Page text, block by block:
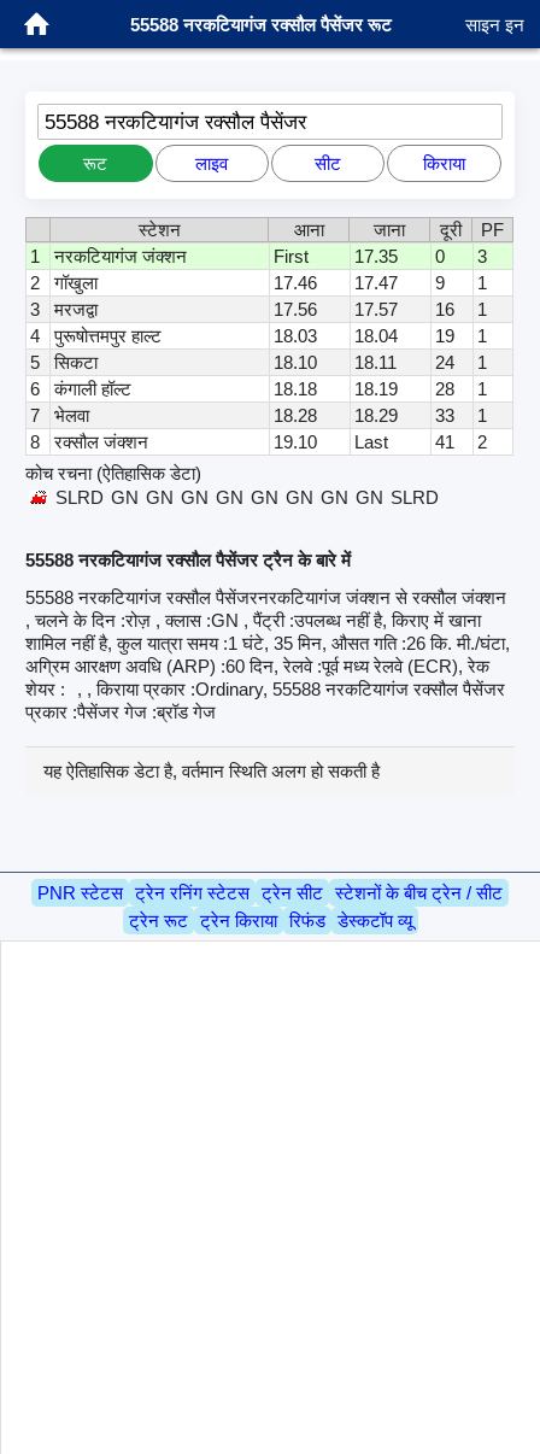
55588 नरकटियागंज रक्सौल पैसेंजर रूट साइन इन
55588 नरकटियागंज रक्सौल पैसेंजर
रूट लाइव सीट किराया
स्टेशन आना जाना दूरी
PF
1
नरकटियागंज जंक्शन First 17.35 0
3
2
गॉखुला 17.46 17.47 9
1
3
मरजद्वा 17.56 17.57 16
1
4
पुरूषोत्तमपुर हाल्ट 18.03 18.04 19
1
5
सिकटा 18.10 18.11 24
1
6
कंगाली हॉल्ट 18.18 18.19 28
1
7
भेलवा 18.28 18.29 33
1
8
रक्सौल जंक्शन 19.10 Last 41
2
कोच रचना (ऐतिहासिक डेटा)
SLRD GN GN GN GN GN GN GN GN SLRD
55588 नरकटियागंज रक्सौल पैसेंजर ट्रैन के बारे में
55588 नरकटियागंज रक्सौल पैसेंजरनरकटियागंज जंक्शन से रक्सौल जंक्शन
, चलने के दिन :रोज़ , क्लास :GN , पैंट्री :उपलब्ध नहीं है, किराए में खाना
शामिल नहीं है, कुल यात्रा समय :1 घंटे, 35 मिन, औसत गति :26 कि. मी./घंटा,
अग्रिम आरक्षण अवधि (ARP) :60 दिन, रेलवे :पूर्व मध्य रेलवे (ECR), रेक
शेयर :
, , किराया प्रकार :Ordinary, 55588 नरकटियागंज रक्सौल पैसेंजर
प्रकार :पैसेंजर गेज :ब्रॉड गेज
यह ऐतिहासिक डेटा है, वर्तमान स्थिति अलग हो सकती है
PNR स्टेटस ट्रेन रनिंग स्टेटस ट्रेन सीट स्टेशनों के बीच ट्रेन / सीट
ट्रेन रूट ट्रेन किराया रिफंड डेस्कटॉप व्यू